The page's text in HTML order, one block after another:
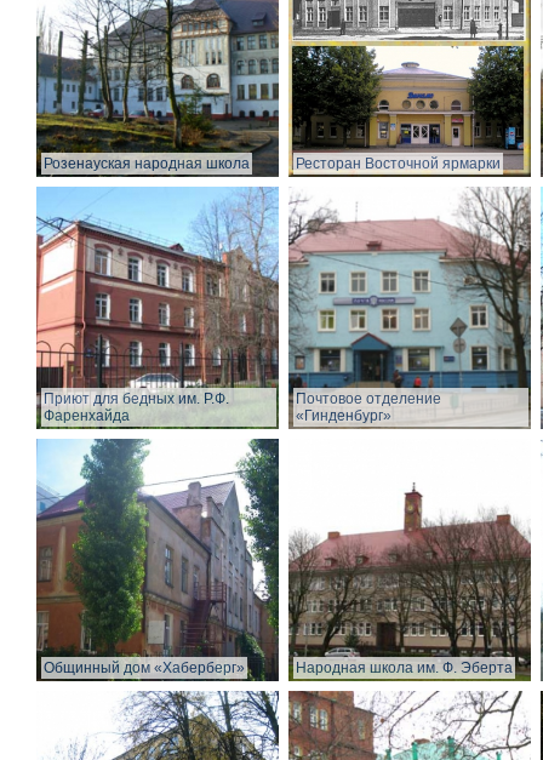
Розенауская народная школа Ресторан Восточной ярмарки
Приют для бедных им. Р.Ф.
Фаренхайда
Почтовое отделение
«Гинденбург»
Общинный дом «Хаберберг» Народная школа им. Ф. Эберта